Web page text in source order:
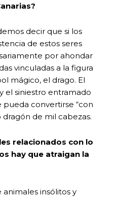
decir que si los
de estos seres
por ahondar
vinculadas a la figura
mágico, el drago. El
el siniestro entramado
pueda convertirse “con
de mil cabezas.
relacionados con lo
hay que atraigan la
insólitos y